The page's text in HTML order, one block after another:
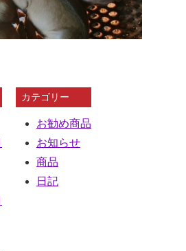
カテゴリー
お勧め商品
お知らせ
商品
日記